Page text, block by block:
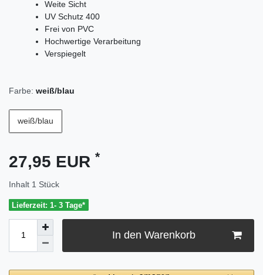
Weite Sicht
UV Schutz 400
Frei von PVC
Hochwertige Verarbeitung
Verspiegelt
Farbe: weiß/blau
weiß/blau
27,95 EUR *
Inhalt 1 Stück
Lieferzeit: 1- 3 Tage*
In den Warenkorb